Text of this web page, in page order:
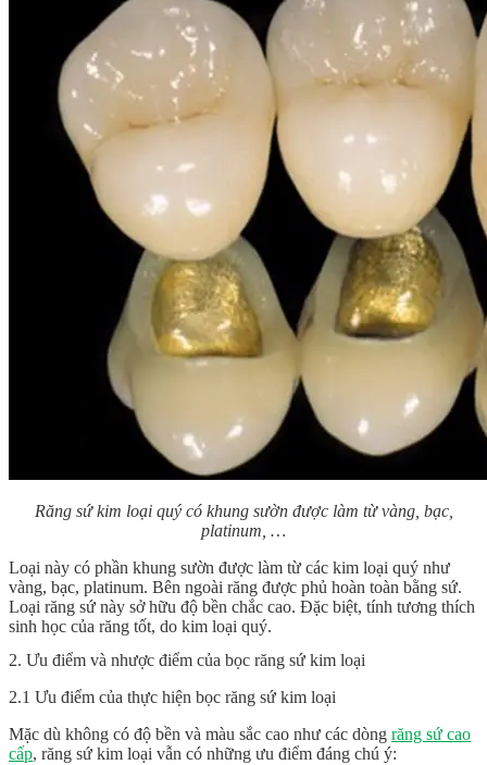
Răng sứ kim loại quý có khung sườn được làm từ vàng, bạc,
platinum, …
Loại này có phần khung sườn được làm từ các kim loại quý như
vàng, bạc, platinum. Bên ngoài răng được phủ hoàn toàn bằng sứ.
Loại răng sứ này sở hữu độ bền chắc cao. Đặc biệt, tính tương thích
sinh học của răng tốt, do kim loại quý.
2. Ưu điểm và nhược điểm của bọc răng sứ kim loại
2.1 Ưu điểm của thực hiện bọc răng sứ kim loại
Mặc dù không có độ bền và màu sắc cao như các dòng răng sứ cao
cấp, răng sứ kim loại vẫn có những ưu điểm đáng chú ý: